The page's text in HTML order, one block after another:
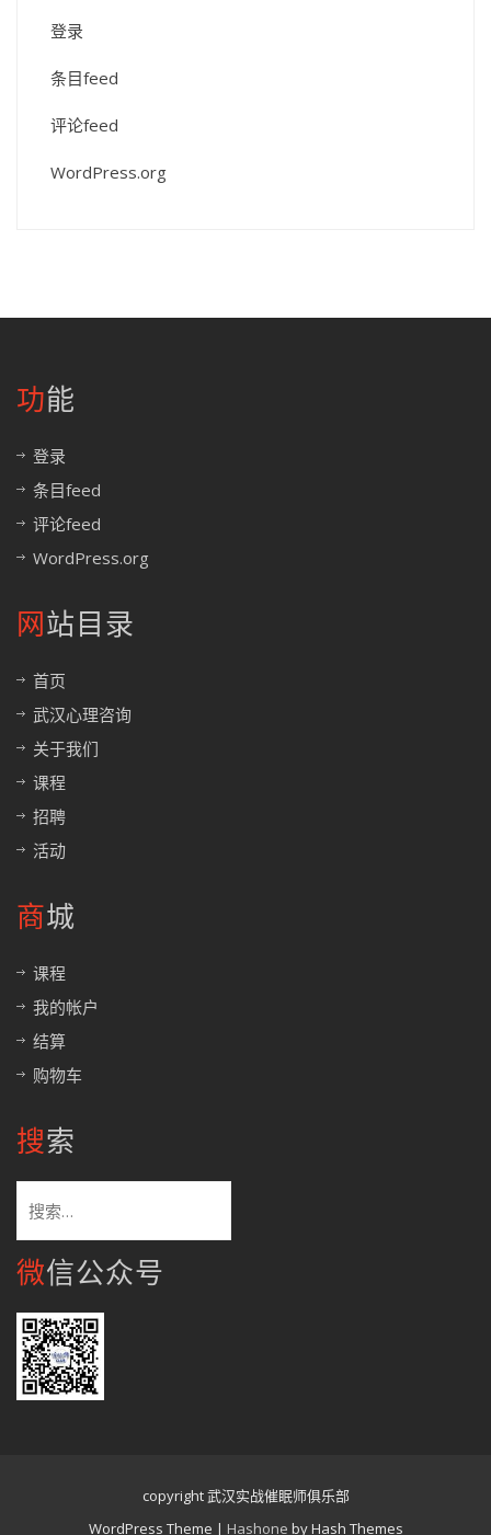
登录
条目feed
评论feed
WordPress.org
功能
登录
条目feed
评论feed
WordPress.org
网站目录
首页
武汉心理咨询
关于我们
课程
招聘
活动
商城
课程
我的帐户
结算
购物车
搜索
索：
微信公众号
copyright 武汉实战催眠师俱乐部
WordPress Theme | Hashone by Hash Themes